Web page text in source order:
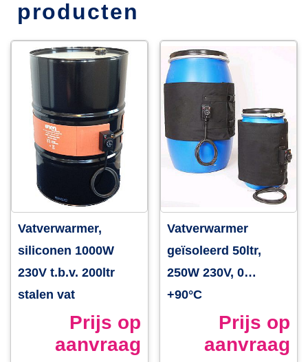
producten
Vatverwarmer,
siliconen 1000W
230V t.b.v. 200ltr
stalen vat
Prijs op
aanvraag
Vatverwarmer
geïsoleerd 50ltr,
250W 230V, 0…
+90°C
Prijs op
aanvraag